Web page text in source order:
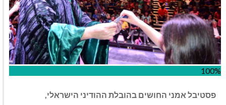
100%
פסטיבל אמני החושים בהובלת ההודיני הישראלי,